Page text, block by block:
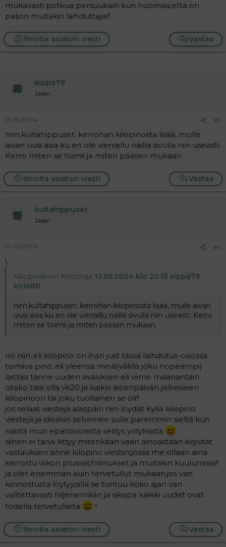
mukavasti potkua persuuksiin kun huomaa,että on
paljon muitakin laihduttajia!!
Vastaa
Ilmoita asiaton viesti
äippä79
Jäsen
13.05.2004 #3
nim.kultahippuset. kerrohan kilopinosta lisää, mulle
aivan uusi asia ku en ole vierraillu näillä sivulla niin useasti.
Kerro miten se toimii ja miten pääsen mukaan.
Vastaa
Ilmoita asiaton viesti
kultahippuset
Jäsen
14.05.2004 #4
\
Alkuperäinen kirjoittaja 13.05.2004 klo 20:15 äippä79
kirjoitti:
nim.kultahippuset. kerrohan kilopinosta lisää, mulle aivan
uusi asia ku en ole vierraillu näillä sivulla niin useasti. Kerro
miten se toimii ja miten pääsen mukaan.
no niin..eli kilopino on ihan just tässä laihdutus-osiossa
toimiva pino..eli yleensä minä(välillä joku nopeampi)
laittaa tänne uuden avauksen eli viime maanantain
otsiko taisi olla vk20 ja kaikki äitienpäivän jälkeiseen
kilopinoon tai joku tuollainen se oli!!
jos selaat viestejä alaspäin niin löydät kyllä kilopino
viestejä ja ideakin selvinnee sulle paremmin sieltä kun
näistä mun epätoivoisista selitys yrityksistä
.
siihen ei tarvii liittyy mitenkään vaan ainoastaan kirjoitat
vastauksen sinne kilopino viestiin,jossa me ollaan aina
kerrottu viikon plussat/miinukset ja muitakin kuulumisia!!
ja olet enemmän kuin tervetullut mukaan,jos van
kiinnostusta löytyy,sillä se tuntuu koko ajan van
valitettavasti hiljenemään ja siksipä kaikki uudet ovat
todella tervetulleita
!
Vastaa
Ilmoita asiaton viesti